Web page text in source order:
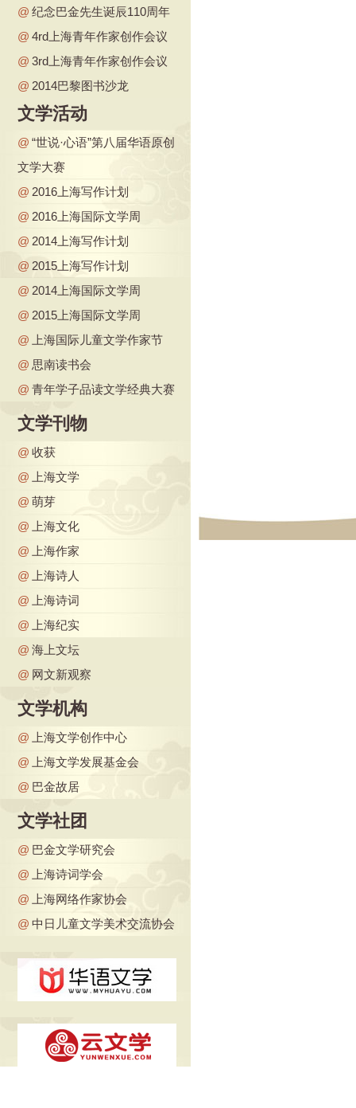
@ 纪念巴金先生诞辰110周年
@ 4rd上海青年作家创作会议
@ 3rd上海青年作家创作会议
@ 2014巴黎图书沙龙
文学活动
@ “世说·心语”第八届华语原创
文学大赛
@ 2016上海写作计划
@ 2016上海国际文学周
@ 2014上海写作计划
@ 2015上海写作计划
@ 2014上海国际文学周
@ 2015上海国际文学周
@
上海国际儿童文学作家节
@ 思南读书会
@ 青年学子品读文学经典大赛
文学刊物
@ 收获
@
上海文学
@ 萌芽
@
上海文化
@
上海作家
@
上海诗人
@
上海诗词
@
上海纪实
@ 海上文坛
@ 网文新观察
文学机构
@
上海文学创作中心
@
上海文学发展基金会
@ 巴金故居
文学社团
@ 巴金文学研究会
@
上海诗词学会
@
上海网络作家协会
@ 中日儿童文学美术交流协会